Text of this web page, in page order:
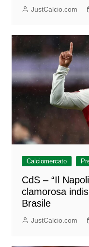
JustCalcio.com
Calciomercato
CdS – “Il
clamorosa
Brasile
JustCalcio.com